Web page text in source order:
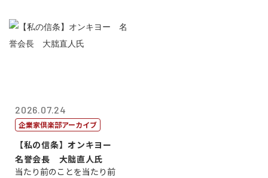
2026.07.24
企業家倶楽部アーカイブ
【私の信条】オンキヨー
名誉会長 大朏直人氏
当たり前のことを当たり前